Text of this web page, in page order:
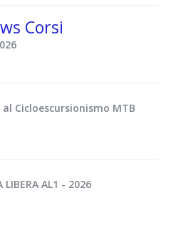
Corsi
Cicloescursionismo MTB
LIBERA AL1 - 2026